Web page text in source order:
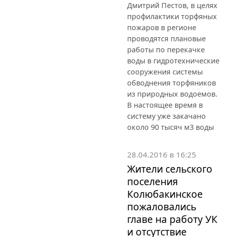
Дмитрий Пестов, в целях
профилактики торфяных
пожаров в регионе
проводятся плановые
работы по перекачке
воды в гидротехнические
сооружения системы
обводнения торфяников
из природных водоемов.
В настоящее время в
систему уже закачано
около 90 тысяч м3 воды
28.04.2016 в 16:25
Жители сельского
поселения
Колюбакинское
пожаловались
главе на работу УК
и отсутствие